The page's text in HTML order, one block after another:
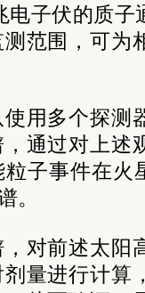
电子伏的质
范围，可为
用多个探测
通过对上述
子事件在火
。
对前述太阳
量进行计算